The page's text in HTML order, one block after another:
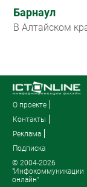
Барнаул
В Алтайском
О проекте
Контакты
Реклама
Подписка
© 2004-2026
"Инфокоммуникации
онлайн"